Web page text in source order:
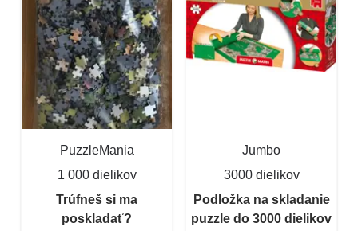
PuzzleMania
1 000 dielikov
Trúfneš si ma
poskladať?
Jumbo
3000 dielikov
Podložka na skladanie
puzzle do 3000 dielikov